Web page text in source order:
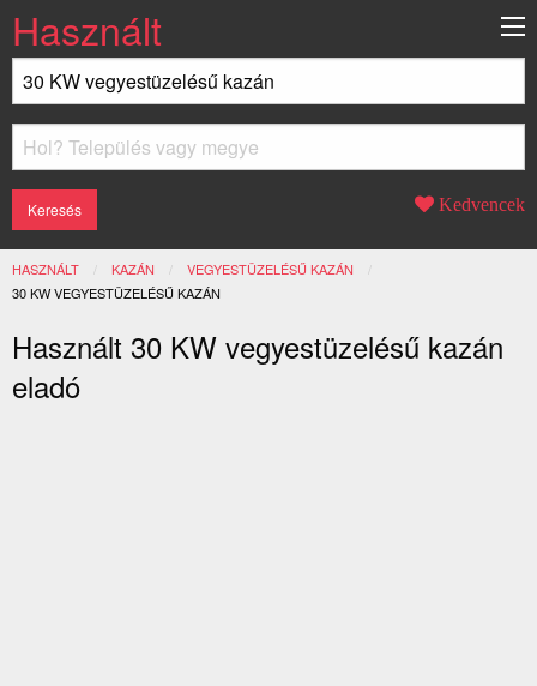
Használt
Kedvencek
HASZNÁLT KAZÁN
VEGYESTÜZELÉSŰ KAZÁN
JELENLEGI:
30 KW VEGYESTÜZELÉSŰ KAZÁN
Használt 30 KW vegyestüzelésű kazán
eladó